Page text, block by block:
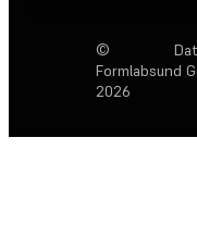
©
Formlabs
2026
und